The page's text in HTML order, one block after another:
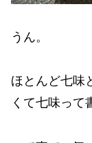
うん。
ほとんど七味
くて七味って